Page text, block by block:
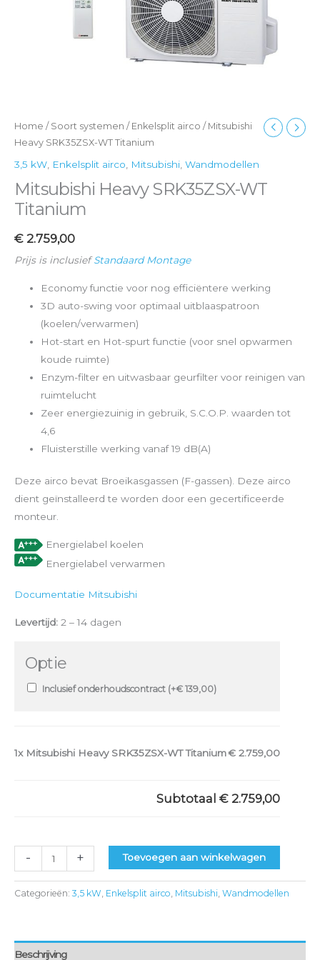
Home / Soort systemen / Enkelsplit airco / Mitsubishi
Heavy SRK35ZSX-WT Titanium
3,5 kW Enkelsplit airco Mitsubishi Wandmodellen
Mitsubishi Heavy SRK35ZSX-WT
Titanium
€ 2.759,00
Prijs is inclusiefStandaard Montage
Economy functie voor nog efficiëntere werking
3D auto-swing voor optimaal uitblaaspatroon
(koelen/verwarmen)
Hot-start en Hot-spurt functie (voor snel opwarmen
koude ruimte)
Enzym-filter en uitwasbaar geurfilter voor reinigen van
ruimtelucht
Zeer energiezuinig in gebruik, S.C.O.P. waarden tot
4,6
Fluisterstille werking vanaf 19 dB(A)
Deze airco bevat Broeikasgassen (F-gassen). Deze airco
dient geïnstalleerd te worden door een gecertificeerde
monteur.
Energielabel koelen
Energielabel verwarmen
Documentatie Mitsubishi
Levertijd: 2 – 14 dagen
Optie
Inclusief onderhoudscontract (+€ 139,00)
1x Mitsubishi Heavy SRK35ZSX-WT Titanium€ 2.759,00
Subtotaal € 2.759,00
- + Toevoegen aan winkelwagen
Categorieën: 3,5 kW, Enkelsplit airco, Mitsubishi, Wandmodellen
Beschrijving